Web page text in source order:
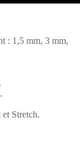
: 1,5 mm, 3 mm,
Stretch.